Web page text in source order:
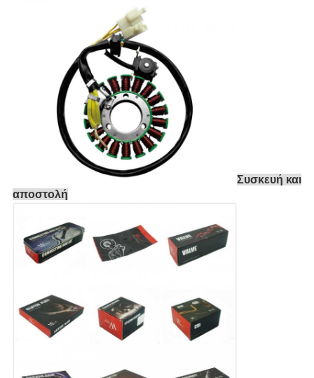
Συσκευή και
αποστολή